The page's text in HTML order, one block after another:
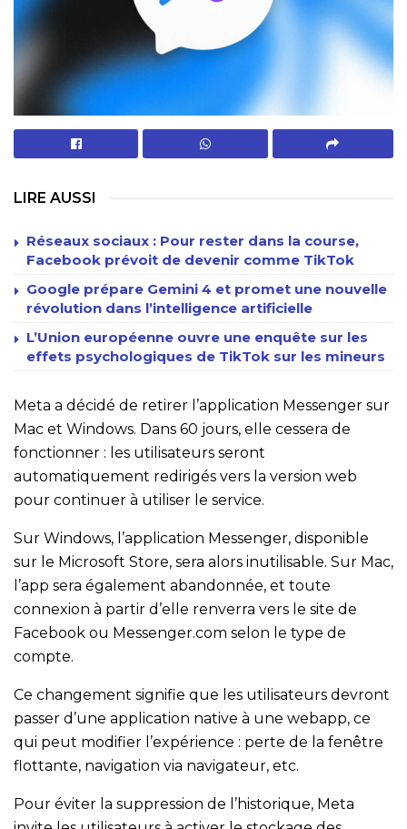
LIRE AUSSI
Réseaux sociaux : Pour rester dans la course,
Facebook prévoit de devenir comme TikTok
Google prépare Gemini 4 et promet une nouvelle
révolution dans l’intelligence artificielle
L’Union européenne ouvre une enquête sur les
effets psychologiques de TikTok sur les mineurs
Meta a décidé de retirer l’application Messenger sur
Mac et Windows. Dans 60 jours, elle cessera de
fonctionner : les utilisateurs seront
automatiquement redirigés vers la version web
pour continuer à utiliser le service.
Sur Windows, l’application Messenger, disponible
sur le Microsoft Store, sera alors inutilisable. Sur Mac,
l’app sera également abandonnée, et toute
connexion à partir d’elle renverra vers le site de
Facebook ou Messenger.com selon le type de
compte.
Ce changement signifie que les utilisateurs devront
passer d’une application native à une webapp, ce
qui peut modifier l’expérience : perte de la fenêtre
flottante, navigation via navigateur, etc.
Pour éviter la suppression de l’historique, Meta